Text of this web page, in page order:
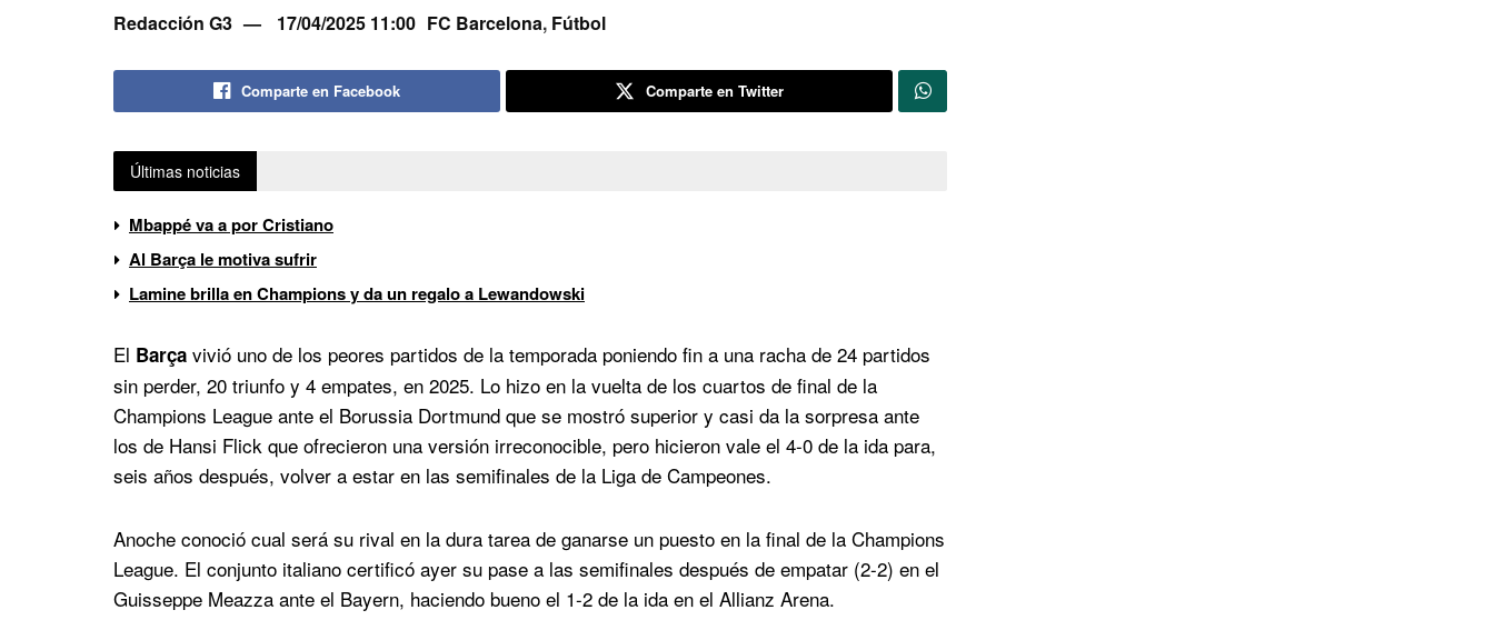
Redacción G3 17/04/2025 11:00 FC Barcelona, Fútbol
Comparte en Facebook Comparte en Twitter
Últimas noticias
Mbappé va a por Cristiano
Al Barça le motiva sufrir
Lamine brilla en Champions y da un regalo a Lewandowski
El Barça vivió uno de los peores partidos de la temporada poniendo fin a una racha de 24 partidos
sin perder, 20 triunfo y 4 empates, en 2025. Lo hizo en la vuelta de los cuartos de final de la
Champions League ante el Borussia Dortmund que se mostró superior y casi da la sorpresa ante
los de Hansi Flick que ofrecieron una versión irreconocible, pero hicieron vale el 4-0 de la ida para,
seis años después, volver a estar en las semifinales de la Liga de Campeones.
Anoche conoció cual será su rival en la dura tarea de ganarse un puesto en la final de la Champions
League. El conjunto italiano certificó ayer su pase a las semifinales después de empatar (2-2) en el
Guisseppe Meazza ante el Bayern, haciendo bueno el 1-2 de la ida en el Allianz Arena.